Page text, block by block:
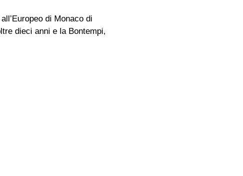
di Monaco di
dieci anni e la Bontempi,